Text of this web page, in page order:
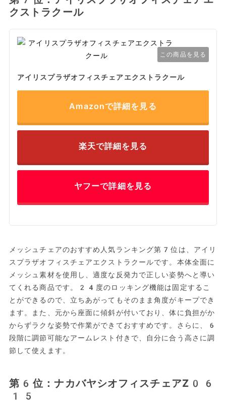
クストラクール
この商品を見る
アイリスプラザオフィスチェアエクストラクール
Amazonで詳細を見る
楽天で詳細を見る
ヤフーで詳細を見る
メッシュチェアのおすすめ人気ランキング第7位は、アイリ
スプラザオフィスチェアエクストラクールです。本体全面に
メッシュ素材を使用し、適度な反発力で正しい姿勢へと導い
てくれる商品です。24度のロッキング機能は固定するこ
とができるので、立ちあがってもそのまま角度がキープでき
ます。また、元から座面に傾斜が付いており、体に負担がか
からずラクな姿勢で作業ができておすすめです。さらに、6
段階に調節可能なアームレスト付きで、自分に合う高さに調
節して使えます。
第6位：ナカバヤシオフィスチェアZ06
15